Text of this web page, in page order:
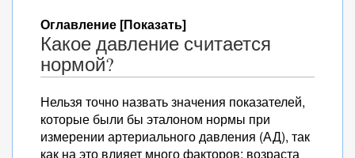
Оглавление [Показать]
Какое давление считается
нормой?
Нельзя точно назвать значения показателей,
которые были бы эталоном нормы при
измерении артериального давления (АД), так
как на это влияет много факторов: возраста